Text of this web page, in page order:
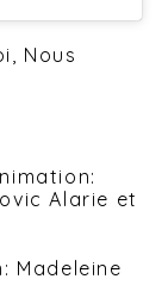
Nous
Alarie et
Madeleine